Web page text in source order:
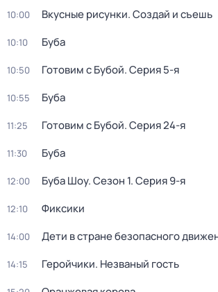
10:00 Вкусные рисунки. Создай и съешь
10:10 Буба
10:50 Готовим с Бубой. Серия 5-я
10:55 Буба
11:25 Готовим с Бубой. Серия 24-я
11:30 Буба
12:00 Буба Шоу. Сезон 1. Серия 9-я
12:10 Фиксики
14:00 Дети в стране безопасного
14:15 Геройчики. Незваный гость